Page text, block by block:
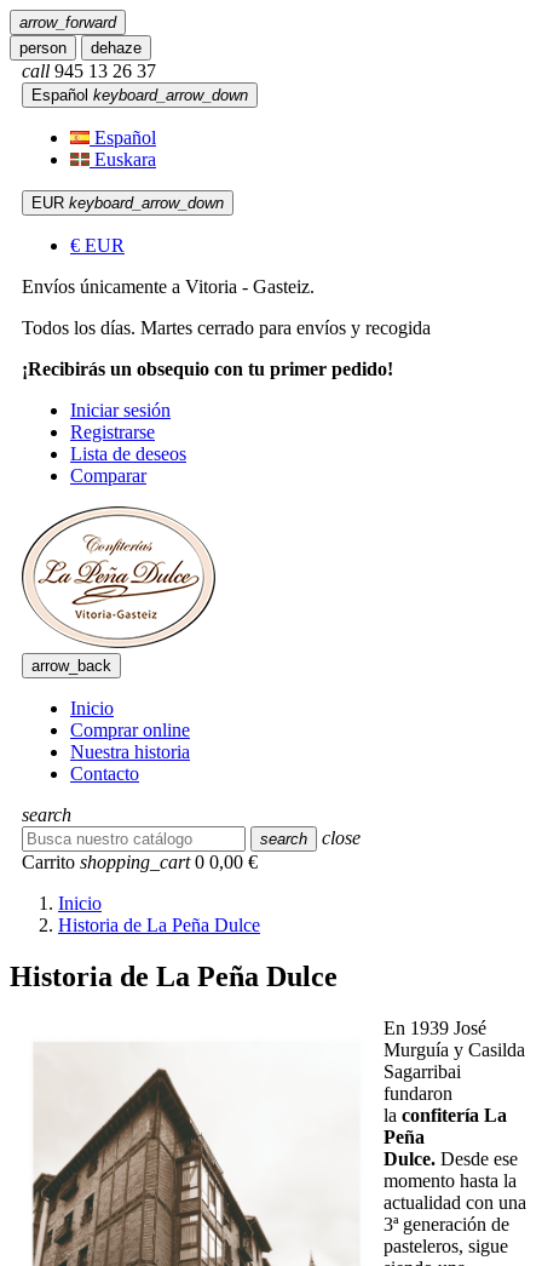
arrow_forward
person
dehaze
call 945 13 26 37
Español keyboard_arrow_down
Español
Euskara
EUR keyboard_arrow_down
€ EUR
Envíos únicamente a Vitoria - Gasteiz.
Todos los días. Martes cerrado para envíos y recogida
¡Recibirás un obsequio con tu primer pedido!
Iniciar sesión
Registrarse
Lista de deseos
Comparar
arrow_back
Inicio
Comprar online
Nuestra historia
Contacto
search
search
close
Carrito shopping_cart 0 0,00 €
Inicio
Historia de La Peña Dulce
Historia de La Peña Dulce
En 1939 José
Murguía y Casilda
Sagarribai
fundaron
la confitería La
Peña
Dulce. Desde ese
momento hasta la
actualidad con una
3ª generación de
pasteleros, sigue